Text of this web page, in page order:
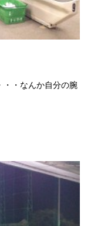
・・なんか自分の腕